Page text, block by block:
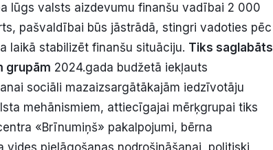
lūgs valsts aizdevumu finanšu vadībai 2 000
pašvaldībai būs jāstrādā, stingri vadoties pēc
laikā stabilizēt finanšu situāciju. Tiks saglabāts
grupām 2024.gada budžetā iekļauts
sociāli mazaizsargātākajām iedzīvotāju
mehānismiem, attiecīgajai mērķgrupai tiks
«Brīnumiņš» pakalpojumi, bērna